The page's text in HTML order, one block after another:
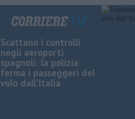
Scattano i controlli
negli aeroporti
spagnoli: la polizia
ferma i passeggeri del
volo dall'Italia